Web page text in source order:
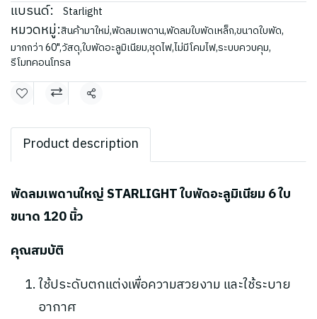
แบรนด์: Starlight
หมวดหมู่:สินค้ามาใหม่,พัดลมเพดาน,พัดลมใบพัดเหล็ก,ขนาดใบพัด,
มากกว่า 60",วัสดุ,ใบพัดอะลูมิเนียม,ชุดไฟ,ไม่มีโคมไฟ,ระบบควบคุม,
รีโมทคอนโทรล
แชร์
Product description
พัดลมเพดานใหญ่ STARLIGHT ใบพัดอะลูมิเนียม 6 ใบ
ขนาด 120 นิ้ว
คุณสมบัติ
ใช้ประดับตกแต่งเพื่อความสวยงาม และใช้ระบาย
อากาศ